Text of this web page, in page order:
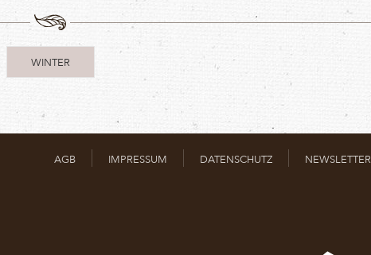
WINTER
AGB IMPRESSUM DATENSCHUTZ NEWSLETTER